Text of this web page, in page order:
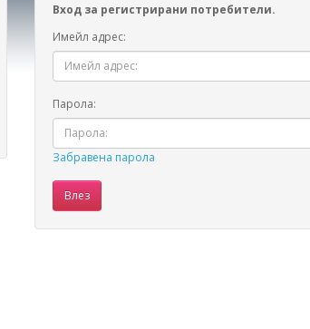
Вход за регистрирани потребители.
Имейл адрес:
Парола:
Забравена парола